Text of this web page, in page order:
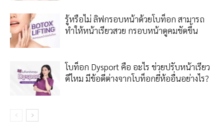
รู้หรือไม่ ลิฟกรอบหน้าด้วยโบท็อก สามารถ
ทำให้หน้าเรียวสวย กรอบหน้าดูคมชัดขึ้น
โบท็อก Dysport คือ อะไร ช่วยปรับหน้าเรียว
ดีไหม มีข้อดีต่างจากโบท็อกยี่ห้ออื่นอย่างไร?